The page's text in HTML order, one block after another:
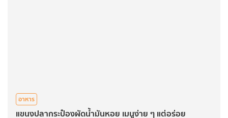
อาหาร
แขนงปลากระป๋องผัดน้ำมันหอย เมนูง่าย ๆ แต่อร่อย